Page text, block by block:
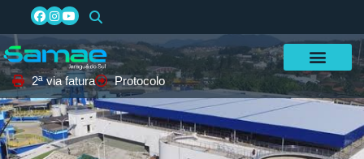
2ª via fatura Protocolo